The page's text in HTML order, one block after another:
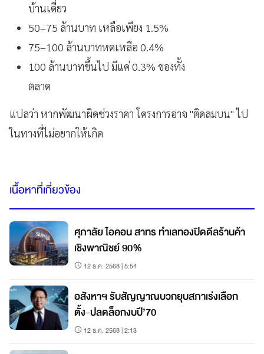
บ้านเดี่ยว
50–75 ล้านบาท เหลือเพียง 1.5%
75–100 ล้านบาทหดเหลือ 0.4%
100 ล้านบาทขึ้นไป มีแค่ 0.3% ของทั้ง
ตลาด
แปลว่า หากพัฒนาผิดช่วงราคา โครงการอาจ "ติดลมบน" ไป
ในทางที่ไม่อยากให้เกิด
เนื้อหาที่เกี่ยวข้อง
ศุภาลัย ไอคอน สาทร ทำเลทองปิดดีลร้านค้า
เชิงพาณิชย์ 90%
12 ธ.ค. 2568 | 5:54
อสังหาฯ รับสัญญาณบวกยุบสภาเร่งเลือก
ตั้ง–ปลดล็อกงบปี’70
12 ธ.ค. 2568 | 2:13